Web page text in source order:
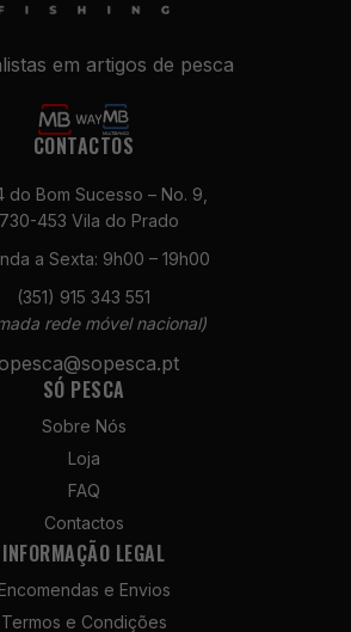
em artigos de pesca
CONTACTOS
do Bom Sucesso – No. 9,
453 Vila do Prado
a Sexta: 9h00 – 19h00
(351) 915 343 551
rede móvel nacional)
SÓ PESCA
Sobre Nós
Loja
FAQ
Contactos
INFORMAÇÃO LEGAL
Encomendas e Envios
Termos e Condições
Necessários
Estes cookies
opcionais. São
necessários
para o
Estatísticas
possamos
melhorar a